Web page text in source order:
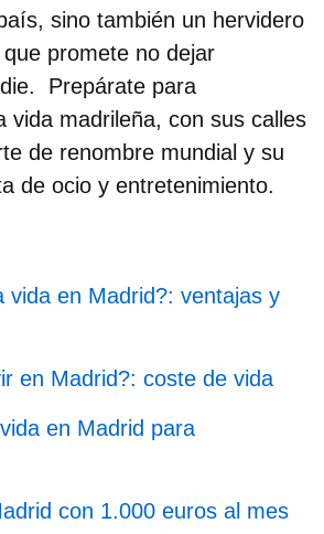
, sino también un hervidero
promete no dejar
Prepárate para
vida madrileña, con sus calles
de renombre mundial y su
de ocio y entretenimiento.
vida en Madrid?: ventajas y
en Madrid?: coste de vida
en Madrid para
con 1.000 euros al mes